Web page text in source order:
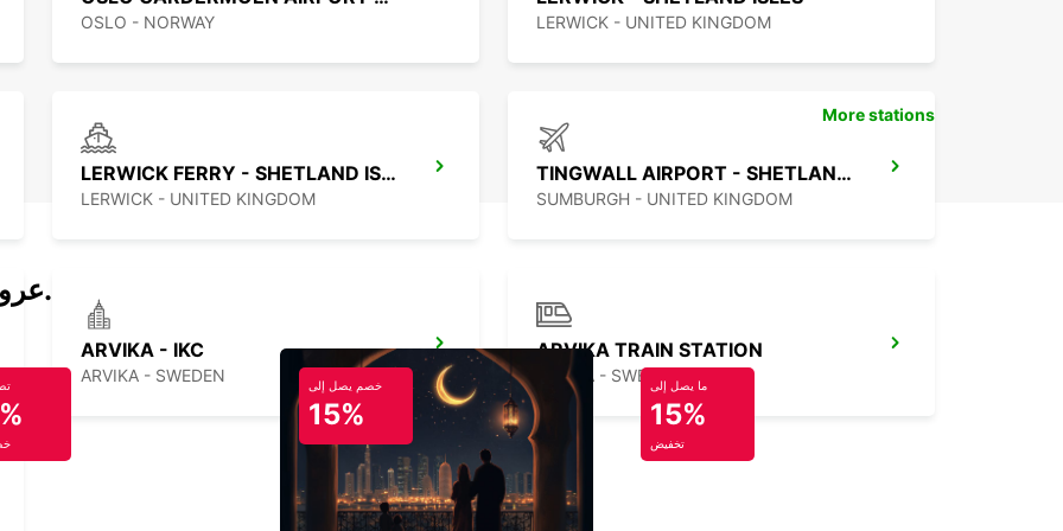
OSLO - NORWAY LERWICK - UNITED KINGDOM
LERWICK FERRY - SHETLAND ISLES
LERWICK - UNITED KINGDOM
TINGWALL AIRPORT - SHETLAND ISLES
SUMBURGH - UNITED KINGDOM
ARVIKA - IKC
ARVIKA - SWEDEN
ARVIKA TRAIN STATION
ARVIKA - SWEDEN
More stations
عروض تأجير السيارات والحافلات اليوم.
خصم يصل إلى
15%
ما يصل إلى
15%
تخفيض